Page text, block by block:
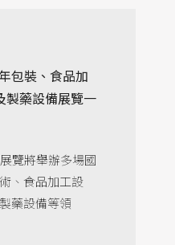
包裝、食品加
製藥設備展覽一
覽將舉辦多場國
、食品加工設
藥設備等領